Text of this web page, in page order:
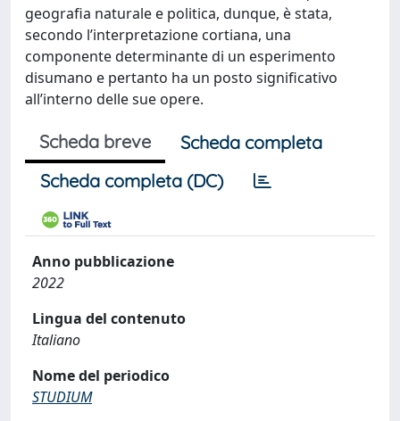
geografia naturale e politica, dunque, è stata,
secondo l’interpretazione cortiana, una
componente determinante di un esperimento
disumano e pertanto ha un posto significativo
all’interno delle sue opere.
Scheda breve
Scheda completa
Scheda completa (DC)
Anno pubblicazione
2022
Lingua del contenuto
Italiano
Nome del periodico
STUDIUM